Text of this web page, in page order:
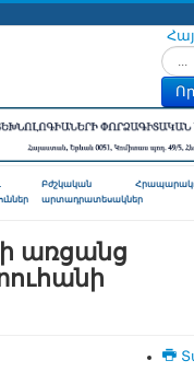
Բժշկական
արտադրատեսակներ
առցանց